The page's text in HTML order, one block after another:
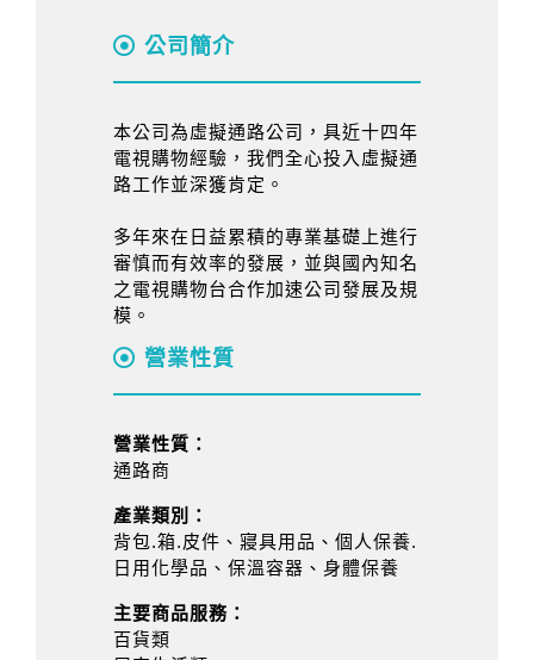
公司簡介
本公司為虛擬通路公司，具近十四年
電視購物經驗，我們全心投入虛擬通
路工作並深獲肯定。
多年來在日益累積的專業基礎上進行
審慎而有效率的發展，並與國內知名
之電視購物台合作加速公司發展及規
模。
營業性質
營業性質：
通路商
產業類別：
背包.箱.皮件、寢具用品、個人保養.
日用化學品、保溫容器、身體保養
主要商品服務：
百貨類